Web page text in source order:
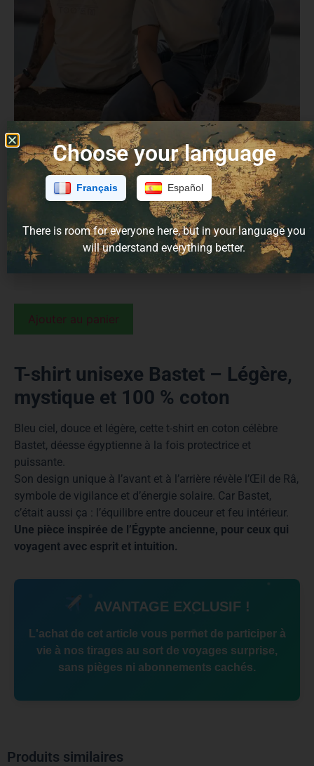
T-shirt Bastet
€ 29,00€
Size Guide
Talla
Ajouter au panier
T-shirt unisexe Bastet – Légère,
mystique et 100 % coton
Bleu ciel, douce et légère, cette t-shirt en coton célèbre
Bastet, déesse égyptienne à la fois protectrice et
puissante.
Son design unique à l’avant et à l’arrière révèle l’Œil de Râ,
symbole de vigilance et d’énergie solaire. Car Bastet,
c’était aussi ça : l’équilibre entre douceur et feu intérieur.
Une pièce inspirée de l’Égypte ancienne, pour ceux qui
voyagent avec esprit et intuition.
AVANTAGE EXCLUSIF !
L'achat de cet article vous permet de participer à
vie à nos tirages au sort de voyages surprise,
sans pièges ni abonnements cachés.
Produits similaires
Choose your language
Français Español
There is room for everyone here, but in your language you
will understand everything better.